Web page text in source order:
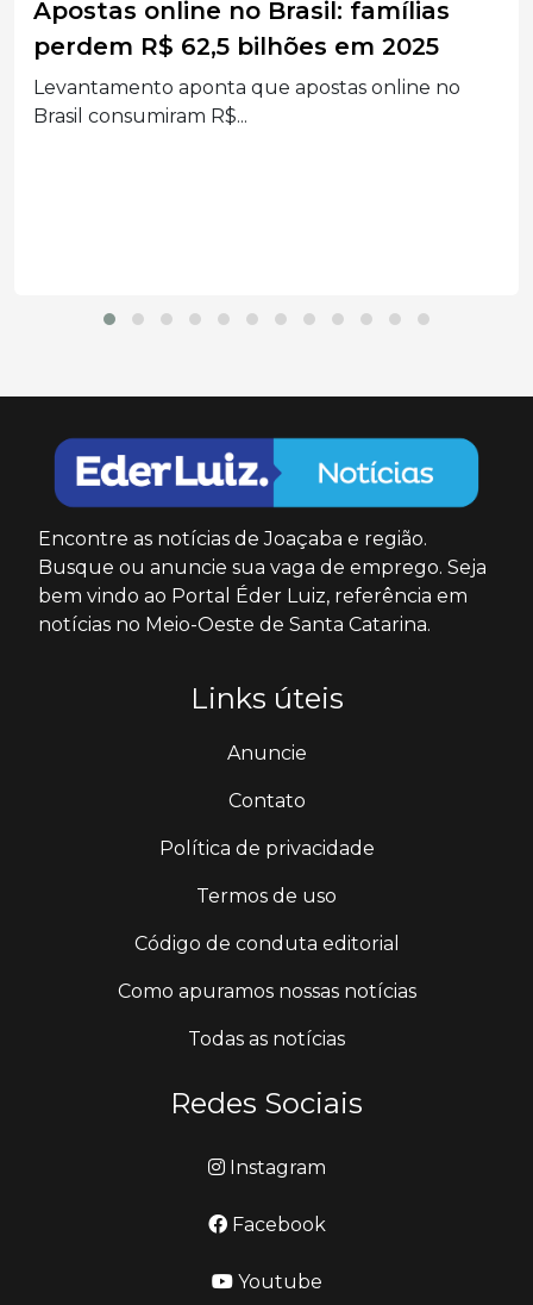
Duas apostas de Santa Catarina
batem na trave e levam mais de R$
52 mil na Mega-Sena
Bilhetes simples registrados acertaram a quina
Encontre as notícias de Joaçaba e região.
Busque ou anuncie sua vaga de emprego. Seja
bem vindo ao Portal Éder Luiz, referência em
notícias no Meio-Oeste de Santa Catarina.
Links úteis
Anuncie
Contato
Política de privacidade
Termos de uso
Código de conduta editorial
Como apuramos nossas notícias
Todas as notícias
Redes Sociais
Instagram
Facebook
Youtube